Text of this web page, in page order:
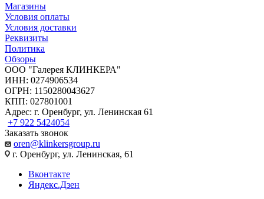
Магазины
Условия оплаты
Условия доставки
Реквизиты
Политика
Обзоры
ООО "Галерея КЛИНКЕРА"
ИНН: 0274906534
ОГРН: 1150280043627
КПП: 027801001
Адрес: г. Оренбург, ул. Ленинская 61
+7 922 5424054
Заказать звонок
oren@klinkersgroup.ru
г. Оренбург, ул. Ленинская, 61
Вконтакте
Яндекс.Дзен